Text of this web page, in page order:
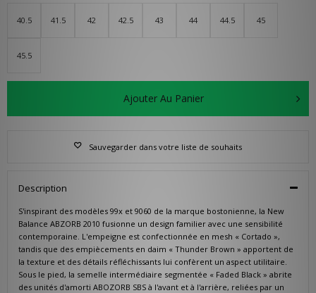
40.5 41.5 42 42.5 43 44 44.5 45
45.5
Ajouter Au Panier
Sauvegarder dans votre liste de souhaits
Description
S'inspirant des modèles 99x et 9060 de la marque bostonienne, la New
Balance ABZORB 2010 fusionne un design familier avec une sensibilité
contemporaine. L'empeigne est confectionnée en mesh « Cortado »,
tandis que des empiècements en daim « Thunder Brown » apportent de
la texture et des détails réfléchissants lui confèrent un aspect utilitaire.
Sous le pied, la semelle intermédiaire segmentée « Faded Black » abrite
des unités d'amorti ABOZORB SBS à l'avant et à l'arrière, reliées par un